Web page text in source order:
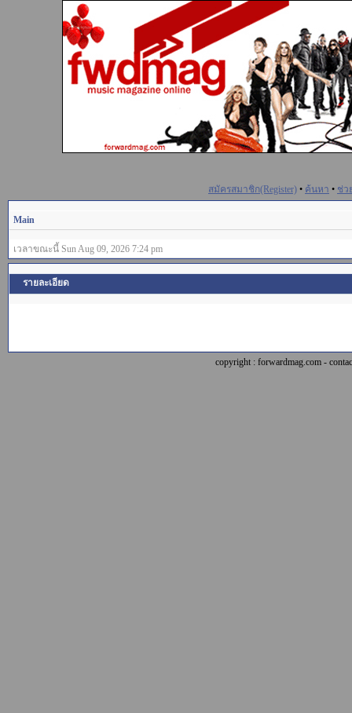
สมัครสมาชิก(Register) • ค้นหา • ช่ว
Main
เวลาขณะนี้ Sun Aug 09, 2026 7:24 pm
รายละเอียด
copyright : forwardmag.com -